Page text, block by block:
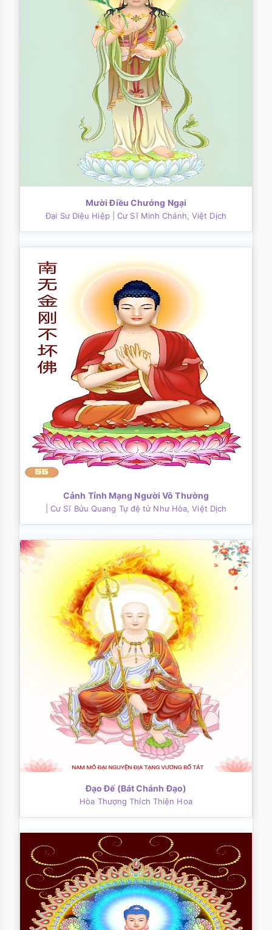
Mười Điều Chướng Ngại
Đại Sư Diệu Hiệp | Cư Sĩ Minh Chánh, Việt Dịch
Cảnh Tỉnh Mạng Người Vô Thường
| Cư Sĩ Bửu Quang Tự đệ tử Như Hòa, Việt Dịch
Ðạo Ðế (Bát Chánh Ðạo)
Hòa Thượng Thích Thiện Hoa